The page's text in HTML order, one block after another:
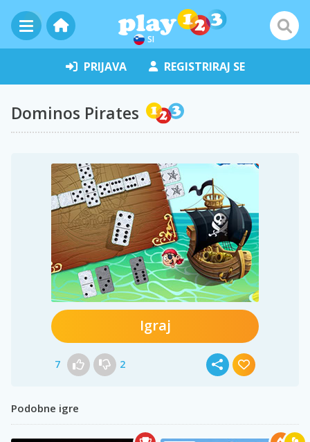
SI
PRIJAVA REGISTRIRAJ SE
Dominos Pirates
Igraj
7 2
Podobne igre